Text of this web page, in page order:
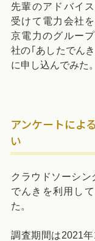
先輩のアドバイ
受けて電力会社
京電力のグルー
社の｢あしたでんき
に申し込んでみた。
アンケートによ
い
クラウドソーシ
でんきを利用し
た。
調査期間は2021